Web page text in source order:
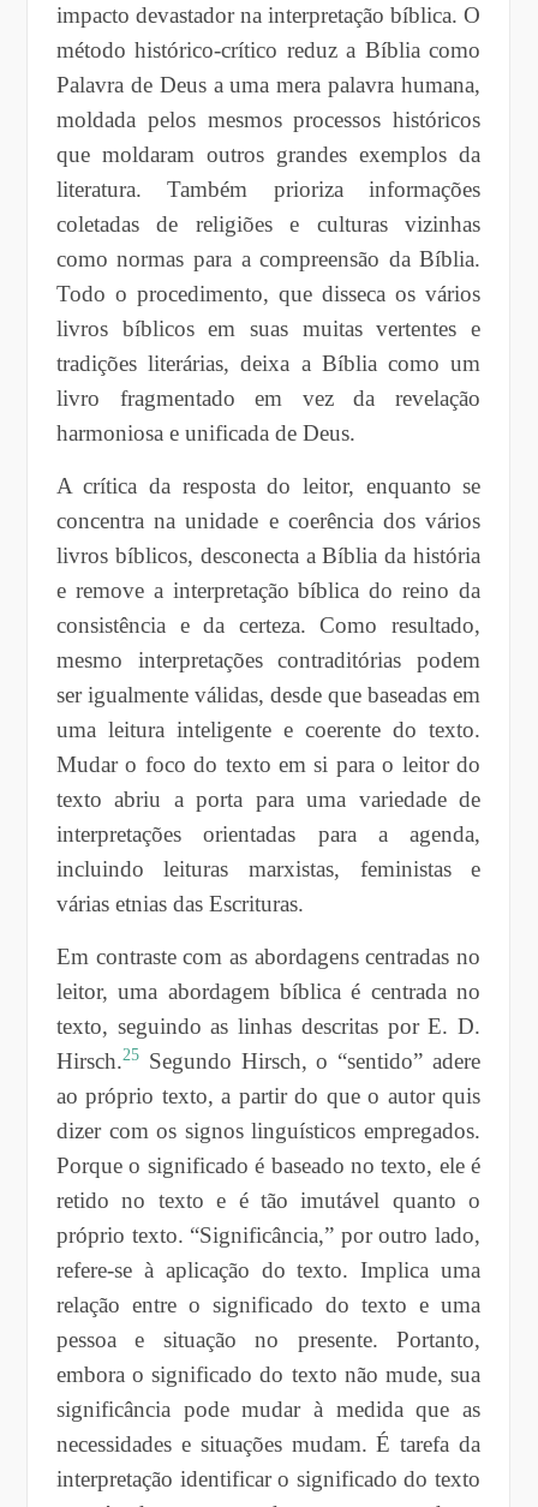
impacto devastador na interpretação bíblica. O
método histórico-crítico reduz a Bíblia como
Palavra de Deus a uma mera palavra humana,
moldada pelos mesmos processos históricos
que moldaram outros grandes exemplos da
literatura. Também prioriza informações
coletadas de religiões e culturas vizinhas
como normas para a compreensão da Bíblia.
Todo o procedimento, que disseca os vários
livros bíblicos em suas muitas vertentes e
tradições literárias, deixa a Bíblia como um
livro fragmentado em vez da revelação
harmoniosa e unificada de Deus.
A crítica da resposta do leitor, enquanto se
concentra na unidade e coerência dos vários
livros bíblicos, desconecta a Bíblia da história
e remove a interpretação bíblica do reino da
consistência e da certeza. Como resultado,
mesmo interpretações contraditórias podem
ser igualmente válidas, desde que baseadas em
uma leitura inteligente e coerente do texto.
Mudar o foco do texto em si para o leitor do
texto abriu a porta para uma variedade de
interpretações orientadas para a agenda,
incluindo leituras marxistas, feministas e
várias etnias das Escrituras.
Em contraste com as abordagens centradas no
leitor, uma abordagem bíblica é centrada no
texto, seguindo as linhas descritas por E. D.
Hirsch.25Segundo Hirsch, o “sentido” adere
ao próprio texto, a partir do que o autor quis
dizer com os signos linguísticos empregados.
Porque o significado é baseado no texto, ele é
retido no texto e é tão imutável quanto o
próprio texto. “Significância,” por outro lado,
refere-se à aplicação do texto. Implica uma
relação entre o significado do texto e uma
pessoa e situação no presente. Portanto,
embora o significado do texto não mude, sua
significância pode mudar à medida que as
necessidades e situações mudam. É tarefa da
interpretação identificar o significado do texto